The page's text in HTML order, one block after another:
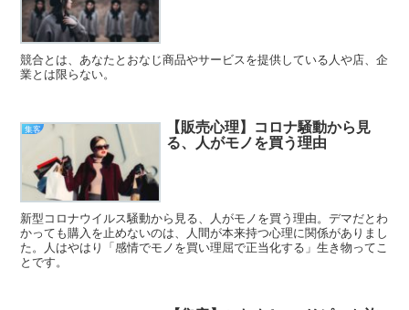
競合とは、あなたとおなじ商品やサービスを提供している人や店、企
業とは限らない。
集客
【販売心理】コロナ騒動から見
る、人がモノを買う理由
新型コロナウイルス騒動から見る、人がモノを買う理由。デマだとわ
かっても購入を止めないのは、人間が本来持つ心理に関係がありまし
た。人はやはり「感情でモノを買い理屈で正当化する」生き物ってこ
とです。